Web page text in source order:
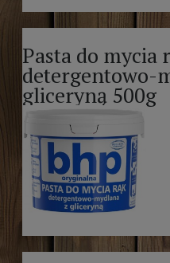
Pasta do mycia
detergentowo-
gliceryną 500g